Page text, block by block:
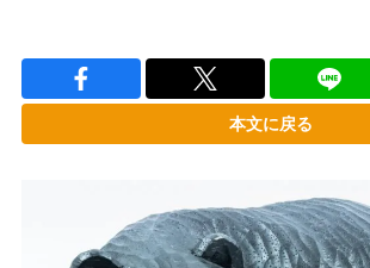
本文に戻る